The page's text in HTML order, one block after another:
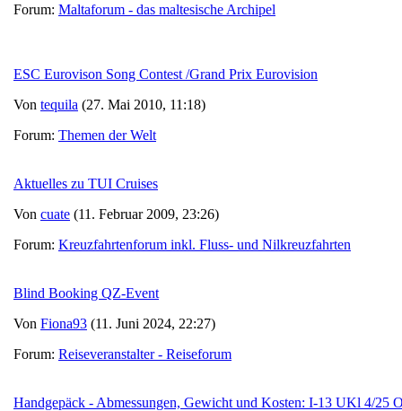
Forum: Maltaforum - das maltesische Archipel
ESC Eurovison Song Contest /Grand Prix Eurovision
Von tequila (27. Mai 2010, 11:18)
Forum: Themen der Welt
Aktuelles zu TUI Cruises
Von cuate (11. Februar 2009, 23:26)
Forum: Kreuzfahrtenforum inkl. Fluss- und Nilkreuzfahrten
Blind Booking QZ-Event
Von Fiona93 (11. Juni 2024, 22:27)
Forum: Reiseveranstalter - Reiseforum
Handgepäck - Abmessungen, Gewicht und Kosten: I-13 UKl 4/25